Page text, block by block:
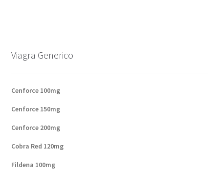
Viagra Generico
Cenforce 100mg
Cenforce 150mg
Cenforce 200mg
Cobra Red 120mg
Fildena 100mg